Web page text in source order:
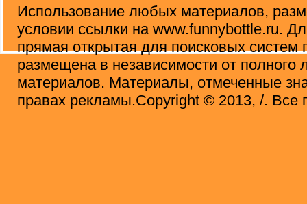
Использование любых материалов,
условии ссылки на www.funnybottle.ru.
прямая открытая для поисковых
размещена в независимости от полного
материалов. Материалы, отмеченные
правах рекламы.Copyright © 2013, /.